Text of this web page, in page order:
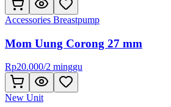
Accessories Breastpump
Mom Uung Corong 27 mm
Rp20.000/2 minggu
New Unit